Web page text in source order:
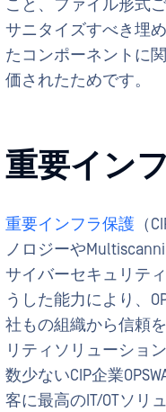
こと、ファイル形式
サニタイズすべき埋
たコンポーネントに
価されたためです。
重要イン
重要インフラ保護 （
ノロジーや
サイバーセキュリテ
うした能力により、
社もの組織から信頼
リティソリューショ
数少ないCIP企業
客に最高のIT/OTソリ